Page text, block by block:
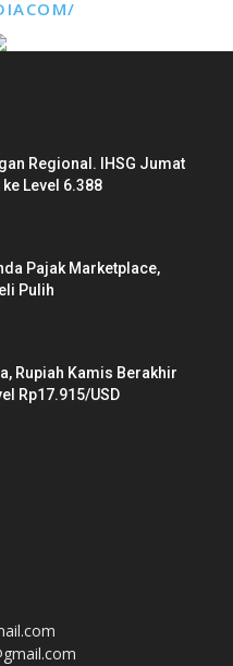
Regional. IHSG Jumat
Level 6.388
Pajak Marketplace,
Pulih
Rupiah Kamis Berakhir
Rp17.915/USD